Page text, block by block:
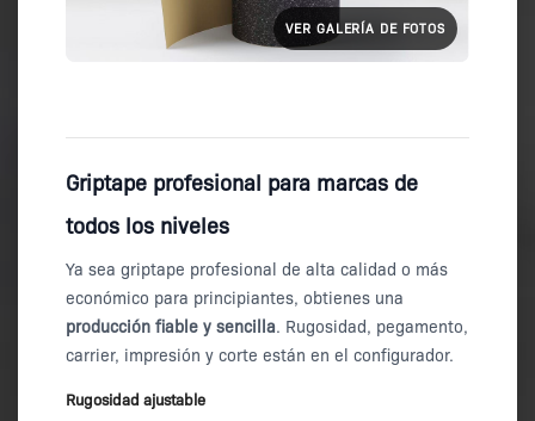
VER GALERÍA DE FOTOS
Griptape profesional para marcas de
todos los niveles
Ya sea griptape profesional de alta calidad o más
económico para principiantes, obtienes una
producción fiable y sencilla. Rugosidad, pegamento,
carrier, impresión y corte están en el configurador.
Rugosidad ajustable